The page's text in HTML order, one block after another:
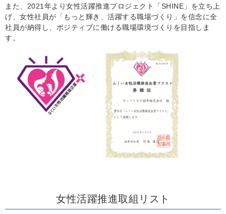
また、2021年より女性活躍推進プロジェクト「SHINE」を立ち上
げ、女性社員が「もっと輝き、活躍する職場づくり」を信念に全
社員が納得し、ポジティブに働ける職場環境づくりを目指しま
す。
女性活躍推進取組リスト